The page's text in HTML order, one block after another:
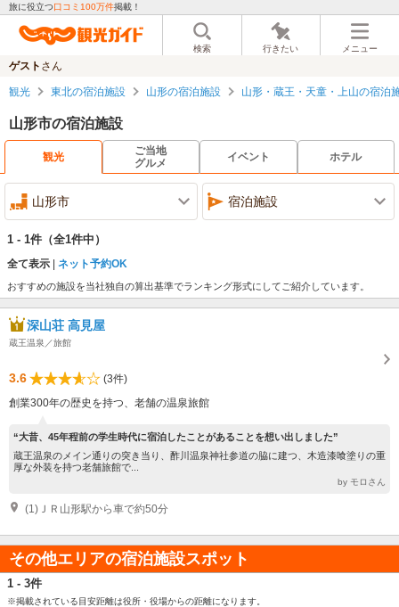
旅に役立つ口コミ100万件掲載！
検索 行きたい メニュー
ゲスト さん
観光 東北の宿泊施設 山形の宿泊施設 山形・蔵王・天童・上山の宿泊
山形市の宿泊施設
観光
ご当地
グルメ
イベント ホテル
山形市 宿泊施設
1 - 1件 （全1件中）
全て表示 ネット予約OK
おすすめの施設を当社独自の算出基準でランキング形式にしてご紹介しています。
深山荘 高見屋
蔵王温泉／旅館
3.6
(3件)
創業300年の歴史を持つ、老舗の温泉旅館
“大昔、45年程前の学生時代に宿泊したことがあることを想い出しました”
蔵王温泉のメイン通りの突き当り、酢川温泉神社参道の脇に建つ、木造漆喰塗りの重
厚な外装を持つ老舗旅館で...
by モロさん
(1)ＪＲ山形駅から車で約50分
その他エリアの宿泊施設スポット
1 - 3件
※掲載されている目安距離は役所・役場からの距離になります。